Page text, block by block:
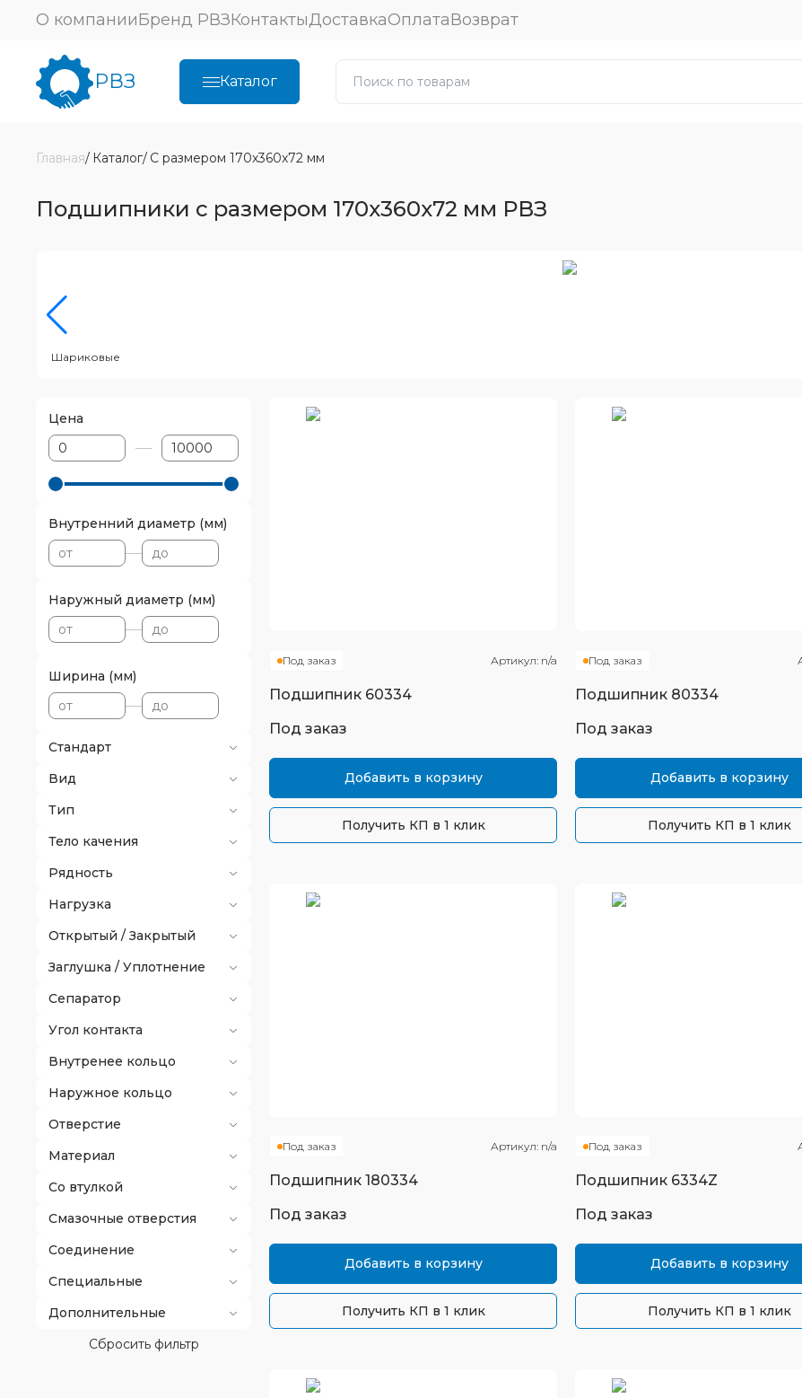
О компанииБренд РВЗКонтактыДоставкаОплатаВозврат
РВЗ Каталог
Главная Каталог С размером 170x360x72 мм
Подшипники с размером 170x360x72 мм РВЗ
Шариковые
Цена
Внутренний диаметр (мм)
Наружный диаметр (мм)
Ширина (мм)
Стандарт
Вид
Тип
Тело качения
Рядность
Нагрузка
Открытый / Закрытый
Заглушка / Уплотнение
Сепаратор
Угол контакта
Внутренее кольцо
Наружное кольцо
Отверстие
Материал
Со втулкой
Смазочные отверстия
Соединение
Специальные
Дополнительные
Сбросить фильтр
Под заказ Артикул: n/a
Подшипник 60334
Под заказ
Добавить в корзину
Получить КП в 1 клик
Под заказ
Подшипник 80334
Под заказ
Добавить в корзину
Получить КП в 1 клик
Под заказ Артикул: n/a
Подшипник 180334
Под заказ
Добавить в корзину
Получить КП в 1 клик
Под заказ
Подшипник 6334Z
Под заказ
Добавить в корзину
Получить КП в 1 клик